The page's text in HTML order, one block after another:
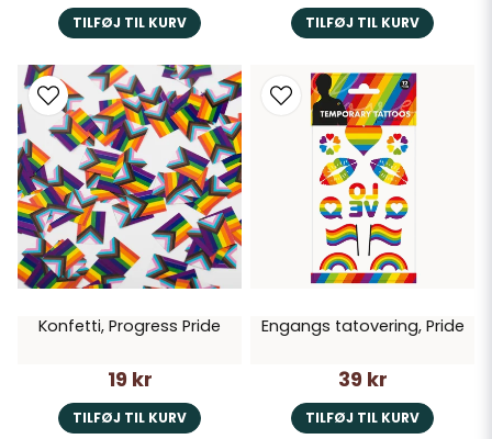
TILFØJ TIL KURV TILFØJ TIL KURV
Konfetti, Progress Pride
19 kr
TILFØJ TIL KURV
Engangs tatovering, Pride
39 kr
TILFØJ TIL KURV